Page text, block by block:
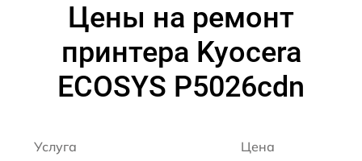
Цены на ремонт
принтера Kyocera
ECOSYS P5026cdn
Услуга Цена